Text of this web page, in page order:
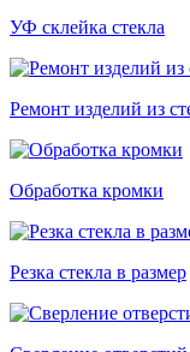
УФ склейка стекла
Ремонт изделий из
Обработка кромки
Резка стекла в размер